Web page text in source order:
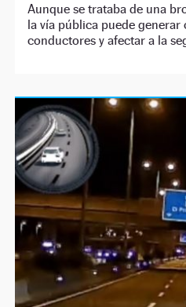
Aunque se trataba de una
la vía pública puede
conductores y afectar a la